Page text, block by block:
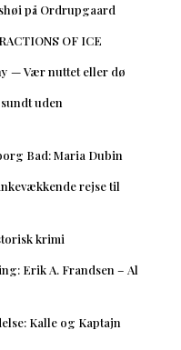
på Ordrupgaard
OF ICE
— Vær nuttet eller dø
uden
Bad: Maria Dubin
rejse til
krimi
Erik A. Frandsen – Al
Kalle og Kaptajn